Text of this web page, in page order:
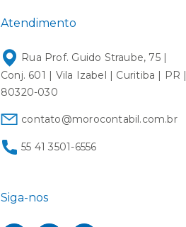
Atendimento
Rua Prof. Guido Straube, 75 |
Conj. 601 | Vila Izabel | Curitiba | PR |
80320-030
contato@morocontabil.com.br
55 41 3501-6556
Siga-nos